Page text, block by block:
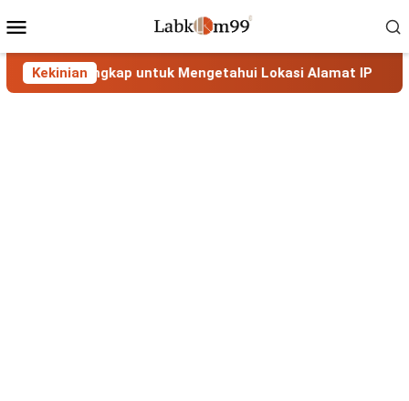
to
Menu
Kekinian
Lengkap untuk Mengetahui Lokasi Alamat IP